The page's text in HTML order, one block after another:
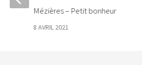
à Mézières – Petit bonheur
8 AVRIL 2021